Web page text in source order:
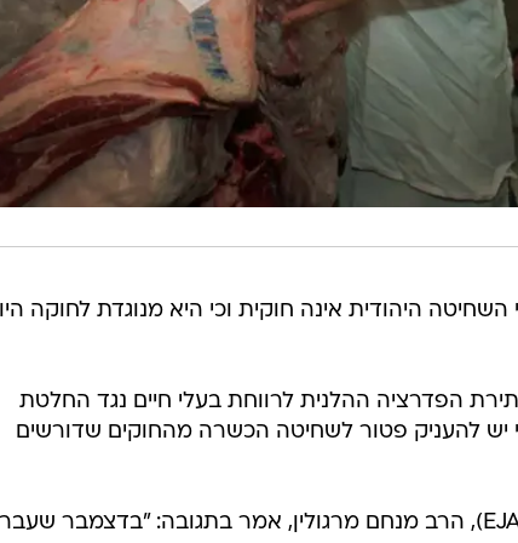
היהודית אינה חוקית וכי היא מנוגדת לחוקה
הפדרציה ההלנית לרווחת בעלי חיים נגד החלטת
יש להעניק פטור לשחיטה הכשרה מהחוקים שדורשים
יו"ר איגוד הארגונים היהודים באירופה (EJA), הרב מנחם מרגולין, אמר בתגובה: "בדצמבר שעבר